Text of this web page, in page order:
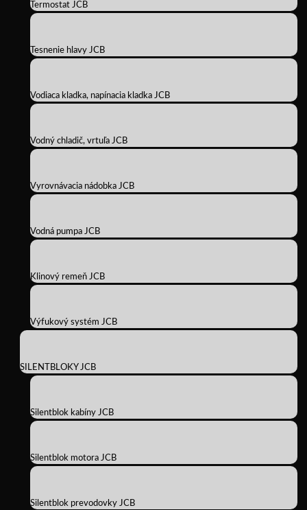
Termostat JCB
Tesnenie hlavy JCB
Vodiaca kladka, napínacia kladka JCB
Vodný chladič, vrtuľa JCB
Vyrovnávacia nádobka JCB
Vodná pumpa JCB
Klinový remeň JCB
Výfukový systém JCB
SILENTBLOKY JCB
Silentblok kabíny JCB
Silentblok motora JCB
Silentblok prevodovky JCB